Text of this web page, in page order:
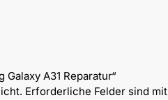
A31 Reparatur“
Erforderliche Felder sind mit